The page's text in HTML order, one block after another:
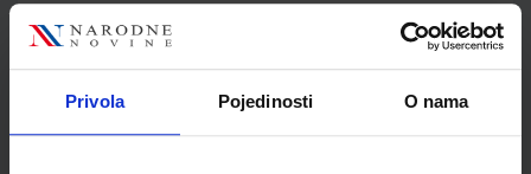
Privola Pojedinosti O nama
Nakladnik
ŠKOLSKA KNJIGA d.d.
Brajnović Renata Petrović
Školski razred